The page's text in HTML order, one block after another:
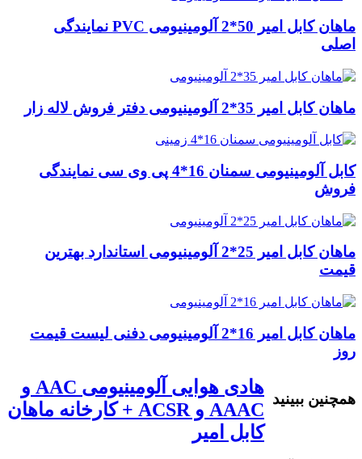
ماهان کابل امیر 50*2 آلومینیومی PVC نمایندگی
اصلی
ماهان کابل امیر 35*2 آلومینیومی دفتر فروش لاله زار
کابل آلومینیومی سمنان 16*4 پی وی سی نمایندگی
فروش
ماهان کابل امیر 25*2 آلومینیومی استاندارد بهترین
قیمت
ماهان کابل امیر 16*2 آلومینیومی دفنی لیست قیمت
روز
همچنین ببینید
هادی هوایی آلومینیومی AAC و
AAAC و ACSR + کارخانه ماهان
کابل امیر